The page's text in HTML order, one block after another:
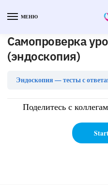
МЕНЮ
Самопроверка
(эндоскопия)
Эндоскопия — тесты с
Поделитесь с